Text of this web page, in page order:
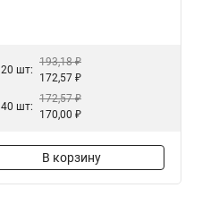
шт:
193,18 ₽
172,57 ₽
шт:
172,57 ₽
170,00 ₽
В корзину